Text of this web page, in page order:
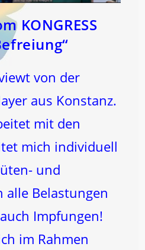
KONGRESS
von der
aus Konstanz.
mit den
mich individuell
und
alle Belastungen
Impfungen!
im Rahmen